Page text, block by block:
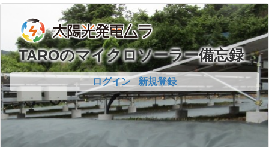
TAROのマイクロソーラー備忘録
ログイン 新規登録